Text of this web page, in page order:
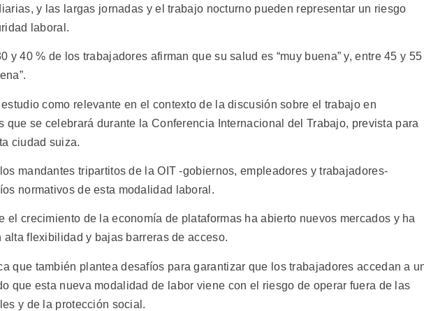
y las largas jornadas y el trabajo nocturno pueden representar un riesgo
laboral.
y 40 % de los trabajadores afirman que su salud es “muy buena” y, entre 45 y 55
como relevante en el contexto de la discusión sobre el trabajo en
que se celebrará durante la Conferencia Internacional del Trabajo, prevista para
ciudad suiza.
mandantes tripartitos de la OIT -gobiernos, empleadores y trabajadores-
normativos de esta modalidad laboral.
el crecimiento de la economía de plataformas ha abierto nuevos mercados y ha
alta flexibilidad y bajas barreras de acceso.
que también plantea desafíos para garantizar que los trabajadores accedan a
que esta nueva modalidad de labor viene con el riesgo de operar fuera de las
y de la protección social.